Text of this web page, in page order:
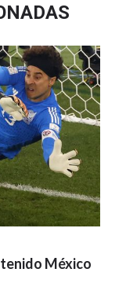
México